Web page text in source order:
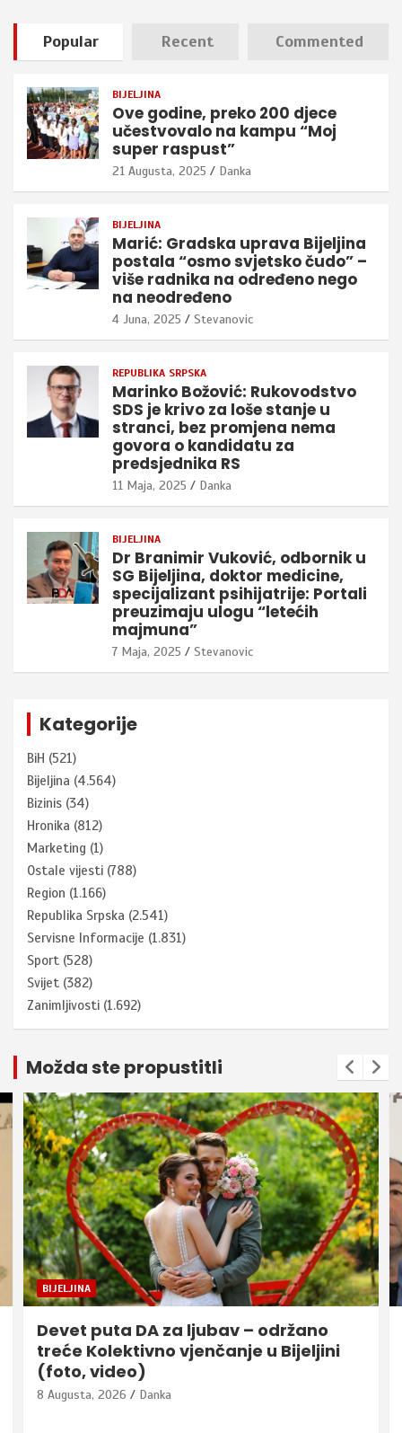
Popular Recent Commented
BIJELJINA
Ove godine, preko 200 djece
učestvovalo na kampu “Moj
super raspust”
21 Augusta, 2025 Danka
BIJELJINA
Marić: Gradska uprava Bijeljina
postala “osmo svjetsko čudo” –
više radnika na određeno nego
na neodređeno
4 Juna, 2025 Stevanovic
REPUBLIKA SRPSKA
Marinko Božović: Rukovodstvo
SDS je krivo za loše stanje u
stranci, bez promjena nema
govora o kandidatu za
predsjednika RS
11 Maja, 2025 Danka
BIJELJINA
Dr Branimir Vuković, odbornik u
SG Bijeljina, doktor medicine,
specijalizant psihijatrije: Portali
preuzimaju ulogu “letećih
majmuna”
7 Maja, 2025 Stevanovic
Kategorije
BiH (521)
Bijeljina (4.564)
Bizinis (34)
Hronika (812)
Marketing (1)
Ostale vijesti (788)
Region (1.166)
Republika Srpska (2.541)
Servisne Informacije (1.831)
Sport (528)
Svijet (382)
Zanimljivosti (1.692)
Možda ste propustitli
BIJELJINA
Devet puta DA za ljubav – održano
treće Kolektivno vjenčanje u Bijeljini
(foto, video)
8 Augusta, 2026 Danka